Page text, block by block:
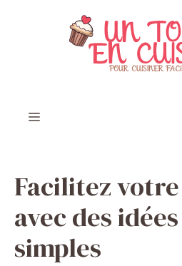
Menu
Facilitez
avec des
simples